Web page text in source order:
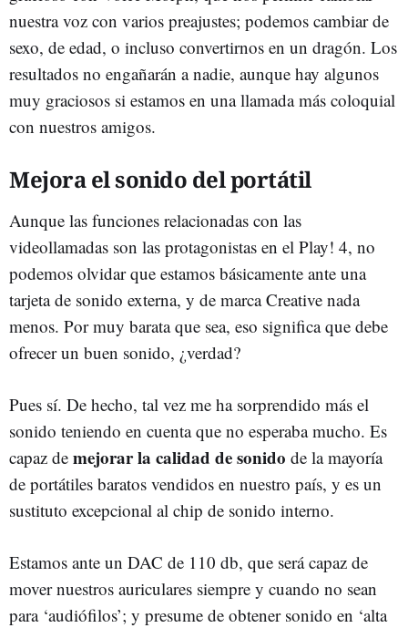
nuestra voz con varios preajustes; podemos cambiar de
sexo, de edad, o incluso convertirnos en un dragón. Los
resultados no engañarán a nadie, aunque hay algunos
muy graciosos si estamos en una llamada más coloquial
con nuestros amigos.
Mejora el sonido del portátil
Aunque las funciones relacionadas con las
videollamadas son las protagonistas en el Play! 4, no
podemos olvidar que estamos básicamente ante una
tarjeta de sonido externa, y de marca Creative nada
menos. Por muy barata que sea, eso significa que debe
ofrecer un buen sonido, ¿verdad?
Pues sí. De hecho, tal vez me ha sorprendido más el
sonido teniendo en cuenta que no esperaba mucho. Es
capaz de mejorar la calidad de sonido de la mayoría
de portátiles baratos vendidos en nuestro país, y es un
sustituto excepcional al chip de sonido interno.
Estamos ante un DAC de 110 db, que será capaz de
mover nuestros auriculares siempre y cuando no sean
para ‘audiófilos’; y presume de obtener sonido en ‘alta